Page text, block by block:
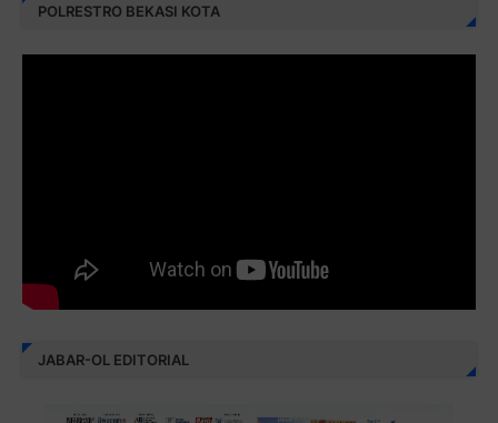
POLRESTRO BEKASI KOTA
JABAR-OL EDITORIAL